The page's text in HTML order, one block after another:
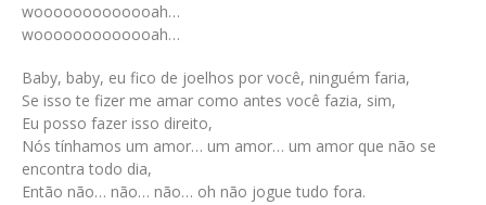
wooooooooooooah…
wooooooooooooah…
Baby, baby, eu fico de joelhos por você, ninguém faria,
Se isso te fizer me amar como antes você fazia, sim,
Eu posso fazer isso direito,
Nós tínhamos um amor… um amor… um amor que não se
encontra todo dia,
Então não… não… não… oh não jogue tudo fora.